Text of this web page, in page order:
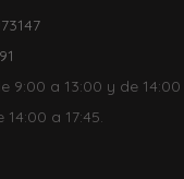
9:00 a 13:00 y de 14:00
a 17:45.